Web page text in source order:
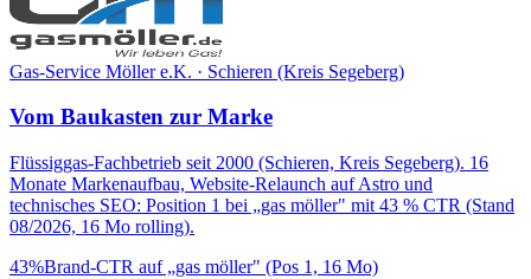
Gas-Service Möller e.K. · Schieren (Kreis Segeberg)
Vom Baukasten zur Marke
Flüssiggas-Fachbetrieb seit 2000 (Schieren, Kreis Segeberg). 16
Monate Markenaufbau, Website-Relaunch auf Astro und
technisches SEO: Position 1 bei „gas möller" mit 43 % CTR (Stand
08/2026, 16 Mo rolling).
43%Brand-CTR auf „gas möller" (Pos 1, 16 Mo)